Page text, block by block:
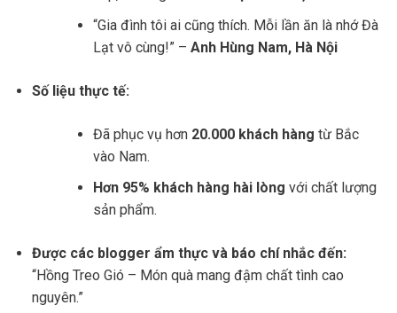
“Gia đình tôi ai cũng thích. Mỗi lần ăn là nhớ Đà
Lạt vô cùng!” – Anh Hùng Nam, Hà Nội
Số liệu thực tế:
Đã phục vụ hơn 20.000 khách hàng từ Bắc
vào Nam.
Hơn 95% khách hàng hài lòng với chất lượng
sản phẩm.
Được các blogger ẩm thực và báo chí nhắc đến:
“Hồng Treo Gió – Món quà mang đậm chất tình cao
nguyên.”